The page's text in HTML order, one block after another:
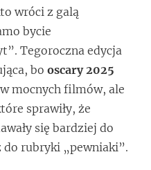
wróci z galą
bycie
Tegoroczna edycja
bo oscary 2025
mocnych filmów, ale
sprawiły, że
się bardziej do
rubryki „pewniaki”.